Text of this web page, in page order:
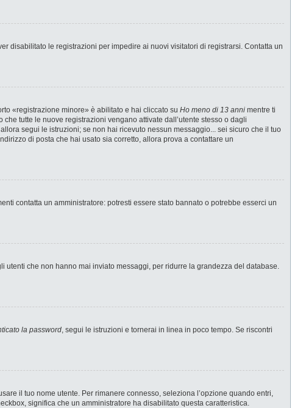
disabilitato le registrazioni per impedire ai nuovi visitatori di registrarsi. Contatta un
«registrazione minore» è abilitato e hai cliccato su Ho meno di 13 anni mentre ti
tutte le nuove registrazioni vengano attivate dall’utente stesso o dagli
segui le istruzioni; se non hai ricevuto nessun messaggio... sei sicuro che il tuo
di posta che hai usato sia corretto, allora prova a contattare un
contatta un amministratore: potresti essere stato bannato o potrebbe esserci un
che non hanno mai inviato messaggi, per ridurre la grandezza del database.
la password, segui le istruzioni e tornerai in linea in poco tempo. Se riscontri
il tuo nome utente. Per rimanere connesso, seleziona l’opzione quando entri,
significa che un amministratore ha disabilitato questa caratteristica.